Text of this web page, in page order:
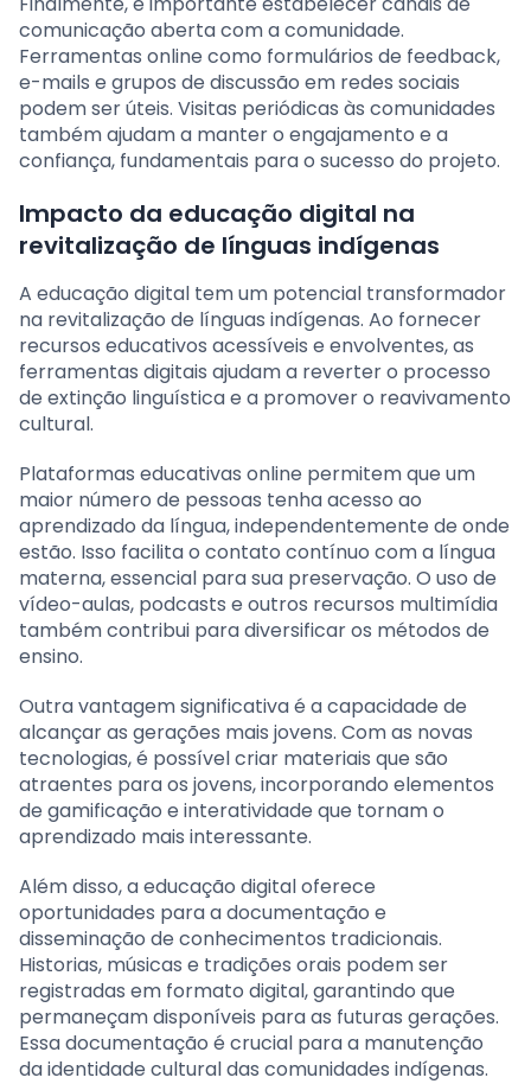
comunicação aberta com a comunidade.
Ferramentas online como formulários de feedback,
e-mails e grupos de discussão em redes sociais
podem ser úteis. Visitas periódicas às comunidades
também ajudam a manter o engajamento e a
confiança, fundamentais para o sucesso do projeto.
Impacto da educação digital na
revitalização de línguas indígenas
A educação digital tem um potencial transformador
na revitalização de línguas indígenas. Ao fornecer
recursos educativos acessíveis e envolventes, as
ferramentas digitais ajudam a reverter o processo
de extinção linguística e a promover o reavivamento
cultural.
Plataformas educativas online permitem que um
maior número de pessoas tenha acesso ao
aprendizado da língua, independentemente de onde
estão. Isso facilita o contato contínuo com a língua
materna, essencial para sua preservação. O uso de
vídeo-aulas, podcasts e outros recursos multimídia
também contribui para diversificar os métodos de
ensino.
Outra vantagem significativa é a capacidade de
alcançar as gerações mais jovens. Com as novas
tecnologias, é possível criar materiais que são
atraentes para os jovens, incorporando elementos
de gamificação e interatividade que tornam o
aprendizado mais interessante.
Além disso, a educação digital oferece
oportunidades para a documentação e
disseminação de conhecimentos tradicionais.
Historias, músicas e tradições orais podem ser
registradas em formato digital, garantindo que
permaneçam disponíveis para as futuras gerações.
Essa documentação é crucial para a manutenção
da identidade cultural das comunidades indígenas.